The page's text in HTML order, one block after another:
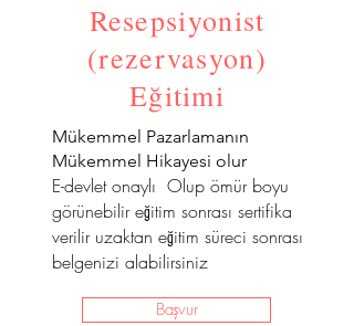
Resepsiyonist
(rezervasyon)
Eğitimi
Mükemmel Pazarlamanın
Mükemmel Hikayesi olur
E-devlet onaylı Olup ömür boyu
görünebilir eğitim sonrası sertifika
verilir uzaktan eğitim süreci sonrası
belgenizi alabilirsiniz
Başvur